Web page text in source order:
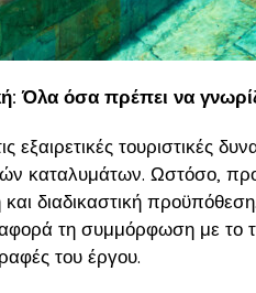
Όλα όσα πρέπει να
εξαιρετικές τουριστικές
καταλυμάτων. Ωστόσο,
διαδικαστική
τη συμμόρφωση με το
του έργου.